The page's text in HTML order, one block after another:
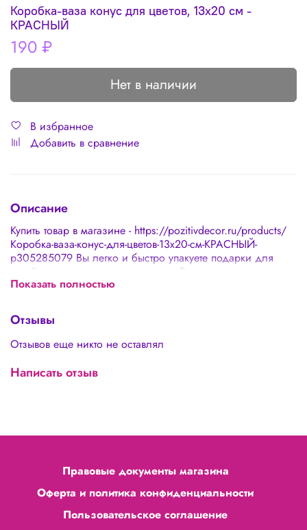
Коробка-ваза конус для цветов, 13х20 см -
КРАСНЫЙ
190 ₽
Нет в наличии
В избранное
Добавить в сравнение
Описание
Купить товар в магазине - https://pozitivdecor.ru/products/
Коробка-ваза-конус-для-цветов-13х20-см-КРАСНЫЙ-
p305285079 Вы легко и быстро упакуете подарки для
детей и взрослых своими руками. Вы сможете создать
невероятную цветочную композицию и красиво упаковать!
цветочных композиций, сладостей - можно использовать
в быту
Показать полностью
Отзывы
Отзывов еще никто не оставлял
Написать отзыв
Правовые документы магазина
Оферта и политика конфиденциальности
Пользовательское соглашение